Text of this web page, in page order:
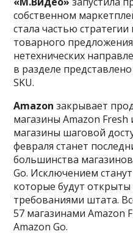
собственном
стала частью
товарного
нетехнических
в разделе
SKU.
Amazonзакрывает
магазины Amazon
магазины шаговой
февраля станет
большинства
Go. Исключением
которые будут
требованиями штата.
57 магазинами Amazon
Amazon Go.